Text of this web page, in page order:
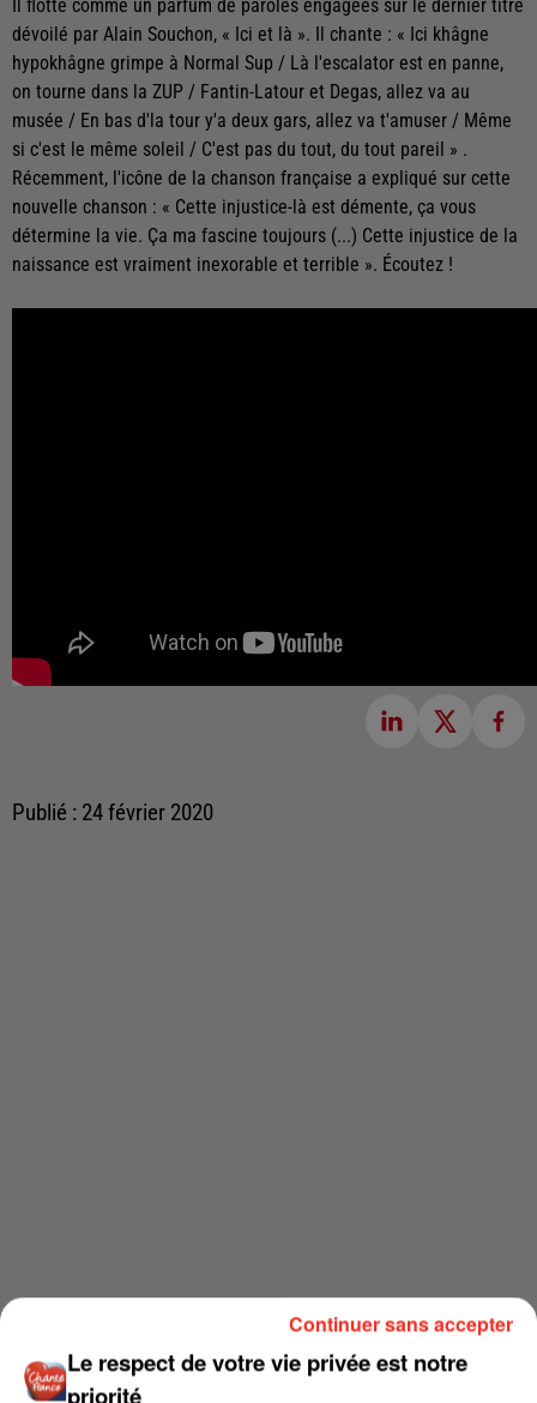
Il flotte comme un parfum de paroles engagées sur le dernier titre
dévoilé par Alain Souchon, « Ici et là ». Il chante : « Ici khâgne
hypokhâgne grimpe à Normal Sup / Là l'escalator est en panne,
on tourne dans la ZUP / Fantin-Latour et Degas, allez va au
musée / En bas d'la tour y'a deux gars, allez va t'amuser / Même
si c'est le même soleil / C'est pas du tout, du tout pareil » .
Récemment, l'icône de la chanson française a expliqué sur cette
nouvelle chanson : « Cette injustice-là est démente, ça vous
détermine la vie. Ça ma fascine toujours (...) Cette injustice de la
naissance est vraiment inexorable et terrible ». Écoutez !
Publié : 24 février 2020
Le respect de votre vie privée est notre
priorité
Continuer sans accepter